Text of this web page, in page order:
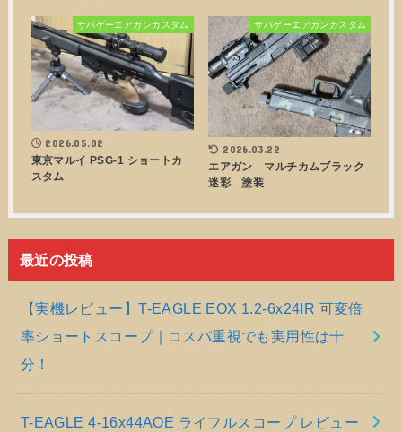
サバゲーエアガンカスタム
2026.05.02
東京マルイ PSG-1 ショートカ
スタム
サバゲーエアガンカスタム
2026.03.22
エアガン マルチカムブラック
迷彩 塗装
最近の投稿
【実機レビュー】T-EAGLE EOX 1.2-6x24IR 可変倍
率ショートスコープ｜コスパ重視でも実用性は十
分！
T-EAGLE 4-16x44AOE ライフルスコープ レビュー